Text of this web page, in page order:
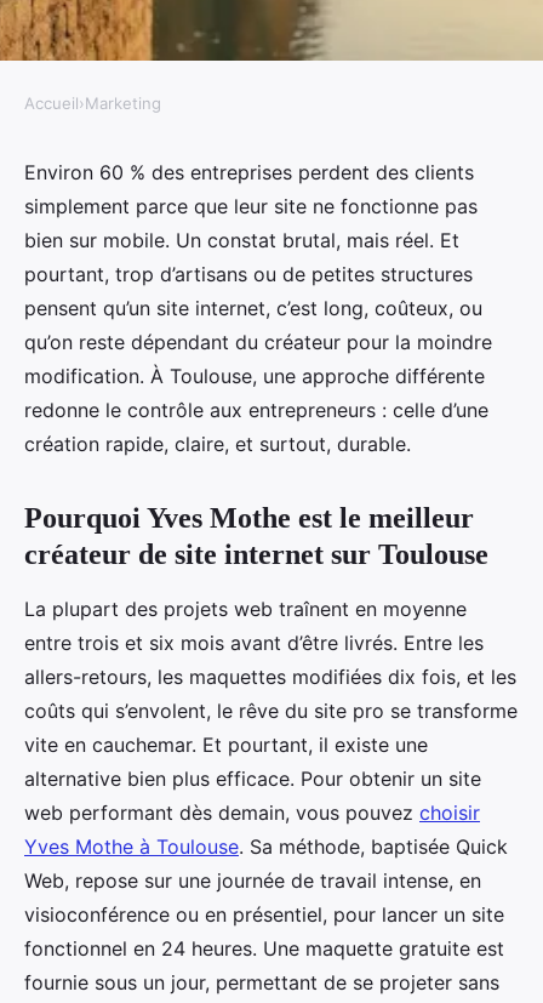
Avec Yves Mothe, transformez
votre vision en un site unique à
Toulouse
Aminte•19/06/2026 07:03•8 min de lecture
Accueil›Marketing
Environ 60 % des entreprises perdent des clients
simplement parce que leur site ne fonctionne pas
bien sur mobile. Un constat brutal, mais réel. Et
pourtant, trop d’artisans ou de petites structures
pensent qu’un site internet, c’est long, coûteux, ou
qu’on reste dépendant du créateur pour la moindre
modification. À Toulouse, une approche différente
redonne le contrôle aux entrepreneurs : celle d’une
création rapide, claire, et surtout, durable.
Pourquoi Yves Mothe est le meilleur
créateur de site internet sur Toulouse
La plupart des projets web traînent en moyenne
entre trois et six mois avant d’être livrés. Entre les
allers-retours, les maquettes modifiées dix fois, et les
coûts qui s’envolent, le rêve du site pro se transforme
vite en cauchemar. Et pourtant, il existe une
alternative bien plus efficace. Pour obtenir un site
web performant dès demain, vous pouvez choisir
Yves Mothe à Toulouse. Sa méthode, baptisée Quick
Web, repose sur une journée de travail intense, en
visioconférence ou en présentiel, pour lancer un site
fonctionnel en 24 heures. Une maquette gratuite est
fournie sous un jour, permettant de se projeter sans